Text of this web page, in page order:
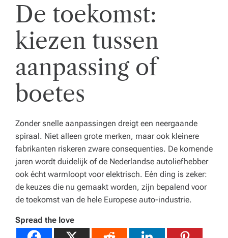
De toekomst:
kiezen tussen
aanpassing of
boetes
Zonder snelle aanpassingen dreigt een neergaande
spiraal. Niet alleen grote merken, maar ook kleinere
fabrikanten riskeren zware consequenties. De komende
jaren wordt duidelijk of de Nederlandse autoliefhebber
ook écht warmloopt voor elektrisch. Eén ding is zeker:
de keuzes die nu gemaakt worden, zijn bepalend voor
de toekomst van de hele Europese auto-industrie.
Spread the love